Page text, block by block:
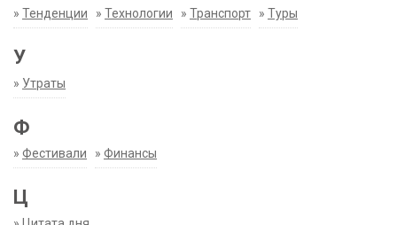
» Тенденции » Технологии » Транспорт » Туры
У
» Утраты
Ф
» Фестивали » Финансы
Ц